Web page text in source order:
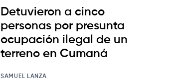
Detuvieron a cinco
personas por presunta
ocupación ilegal de un
terreno en Cumaná
SAMUEL LANZA